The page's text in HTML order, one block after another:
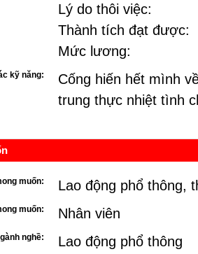
Lý do thôi việc:
Thành tích đạt được:
Mức lương:
kỹ năng:
Cống hiến hết mình
trung thực nhiệt tình
muốn: Lao động phổ thông,
muốn: Nhân viên
nghề: Lao động phổ thông